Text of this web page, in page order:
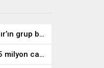
CHP’de Günaydın ve Başarır’ın grup başkanvekilliği düştü
Güvensiz gıdalar her yıl 1,5 milyon can alıyor